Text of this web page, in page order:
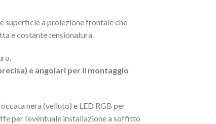
superficie a proiezione frontale che
e costante tensionatura.
e angolari per il montaggio
nera (velluto) e LED RGB per
per l’eventuale installazione a soffitto